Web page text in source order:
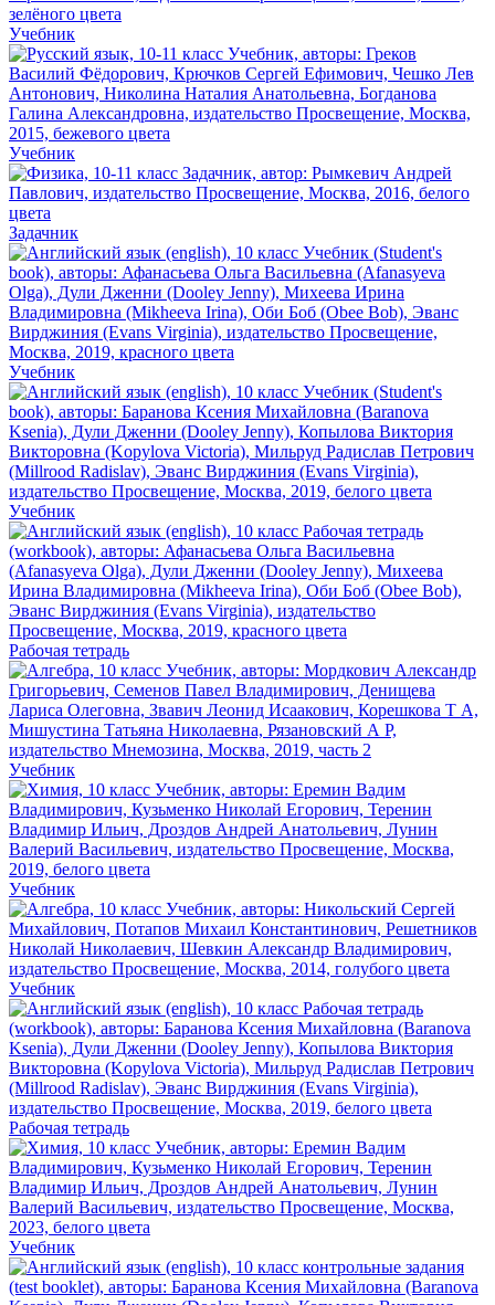
Учебник
Учебник
Задачник
Учебник
Учебник
Рабочая тетрадь
Учебник
Учебник
Учебник
Рабочая тетрадь
Учебник